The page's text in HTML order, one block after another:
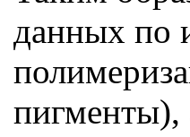
данных по
пигменты),